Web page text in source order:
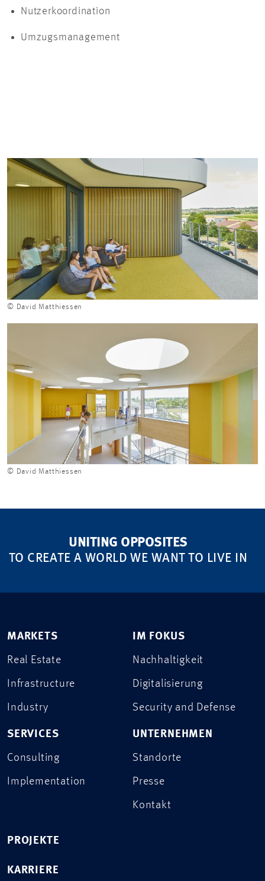
Nutzerkoordination
Umzugsmanagement
© David Matthiessen
© David Matthiessen
UNITING OPPOSITES
TO CREATE A WORLD WE WANT TO LIVE IN
MARKETS
Real Estate
Infrastructure
Industry
SERVICES
Consulting
Implementation
IM FOKUS
Nachhaltigkeit
Digitalisierung
Security and Defense
UNTERNEHMEN
Standorte
Presse
Kontakt
PROJEKTE
KARRIERE